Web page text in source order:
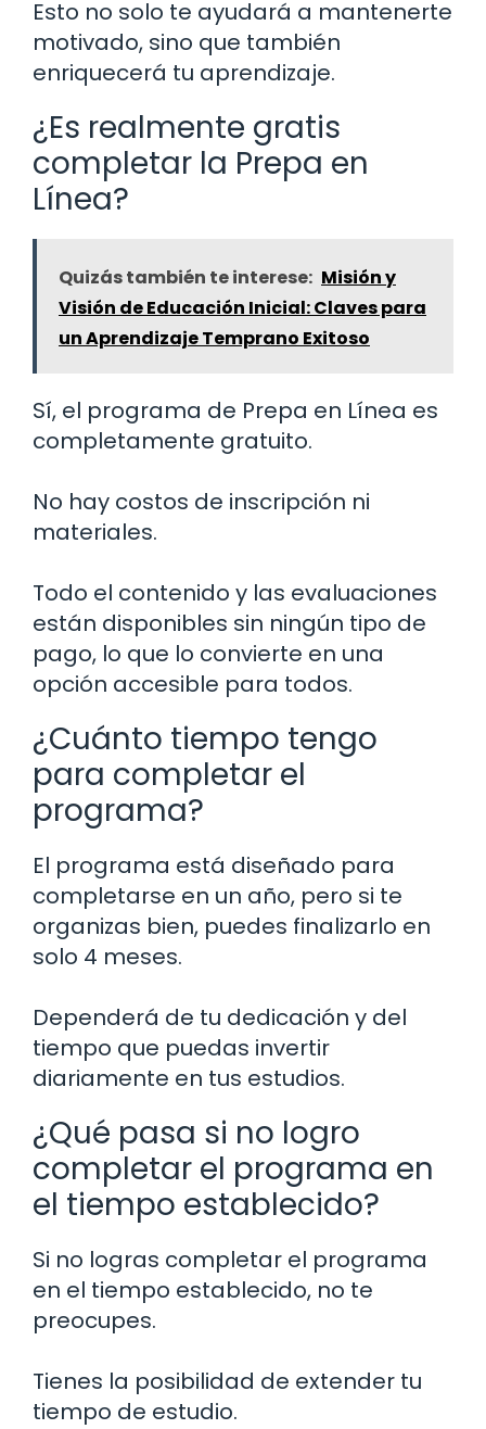
Esto no solo te ayudará a mantenerte
motivado, sino que también
enriquecerá tu aprendizaje.
¿Es realmente gratis
completar la Prepa en
Línea?
Quizás también te interese: Misión y
Visión de Educación Inicial: Claves para
un Aprendizaje Temprano Exitoso
Sí, el programa de Prepa en Línea es
completamente gratuito.
No hay costos de inscripción ni
materiales.
Todo el contenido y las evaluaciones
están disponibles sin ningún tipo de
pago, lo que lo convierte en una
opción accesible para todos.
¿Cuánto tiempo tengo
para completar el
programa?
El programa está diseñado para
completarse en un año, pero si te
organizas bien, puedes finalizarlo en
solo 4 meses.
Dependerá de tu dedicación y del
tiempo que puedas invertir
diariamente en tus estudios.
¿Qué pasa si no logro
completar el programa en
el tiempo establecido?
Si no logras completar el programa
en el tiempo establecido, no te
preocupes.
Tienes la posibilidad de extender tu
tiempo de estudio.